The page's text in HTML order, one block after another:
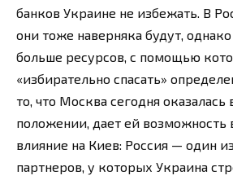
банков Украине не избежать. В
они тоже наверняка будут,
больше ресурсов, с помощью
«избирательно спасать»
то, что Москва сегодня
положении, дает ей возможность
влияние на Киев: Россия — один
партнеров, у которых Украина